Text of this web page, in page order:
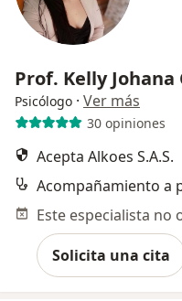
Prof. Kelly Johana
Psicólogo · Ver más
30 opiniones
Acepta Alkoes S.A.S.
Solicita una cita